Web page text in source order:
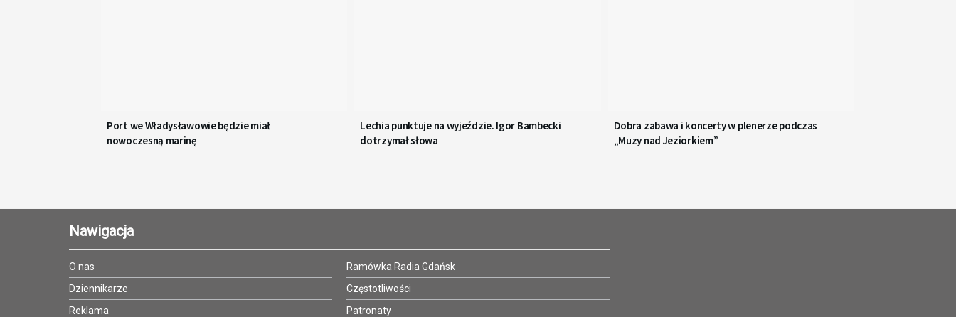
Port we Władysławowie będzie miał
nowoczesną marinę
Lechia punktuje na wyjeździe. Igor Bambecki
dotrzymał słowa
Dobra zabawa i koncerty w plenerze podczas
„Muzy nad Jeziorkiem”
Nawigacja
O nas
Dziennikarze
Reklama
Ramówka Radia Gdańsk
Częstotliwości
Patronaty